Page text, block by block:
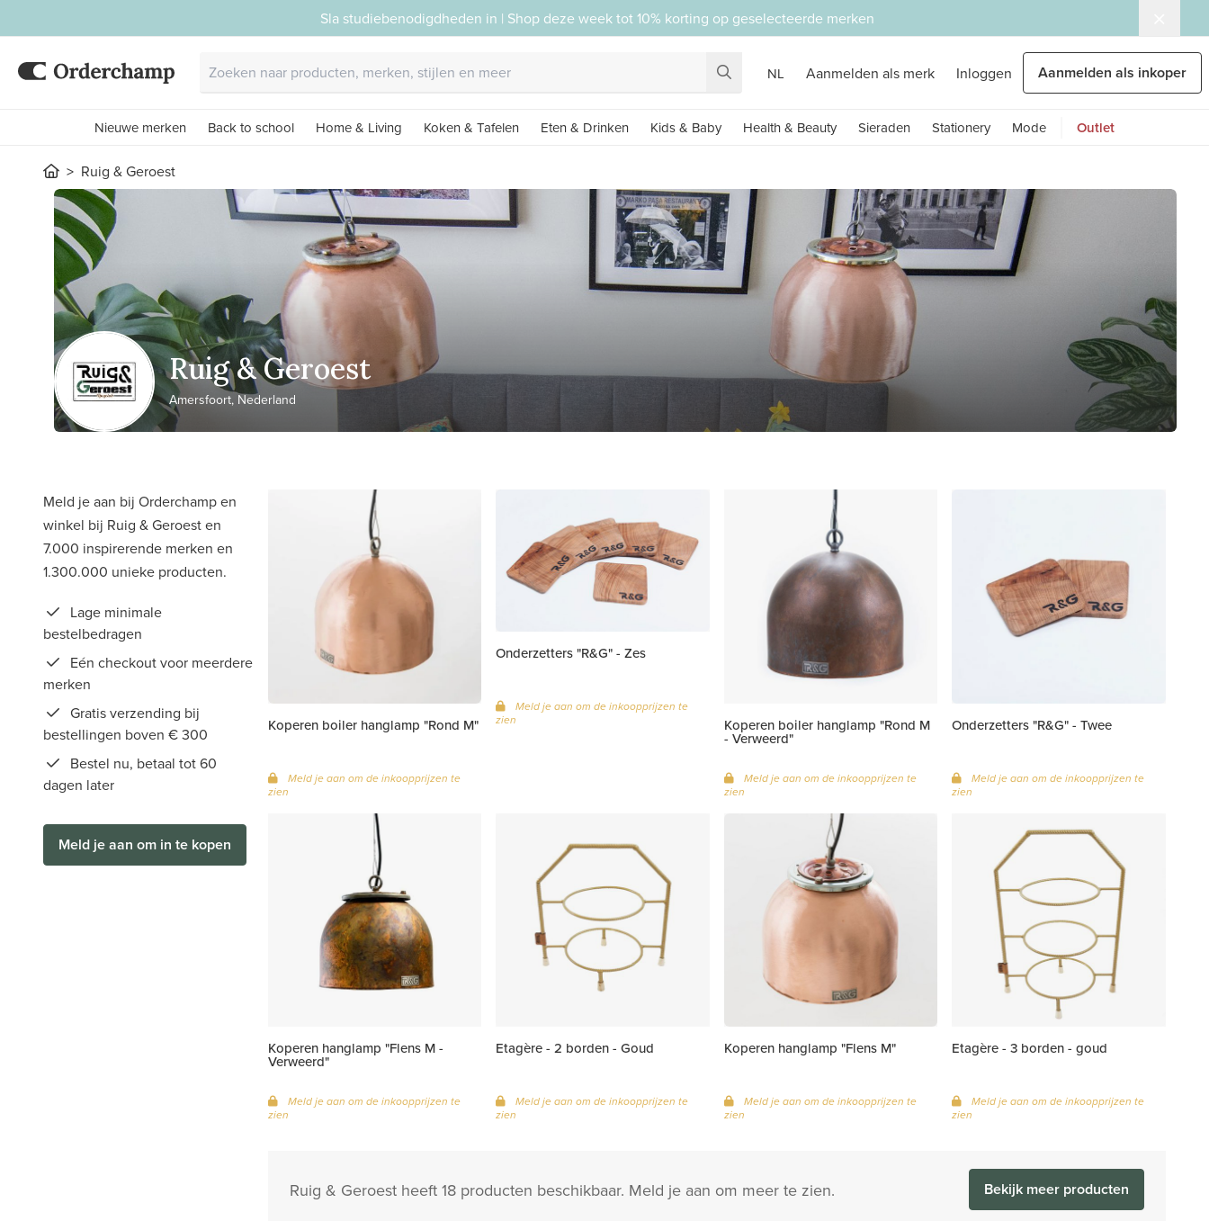
Sla studiebenodigdheden in | Shop deze week tot 10% korting op geselecteerde merken
NL Aanmelden als merk Inloggen Aanmelden als inkoper
Nieuwe merken Back to school Home & Living Koken & Tafelen Eten & Drinken Kids & Baby Health & Beauty Sieraden Stationery Mode Outlet
Ruig & Geroest
Ruig & Geroest
Amersfoort, Nederland
Meld je aan bij Orderchamp en
winkel bij Ruig & Geroest en
7.000 inspirerende merken en
1.300.000 unieke producten.
Lage minimale
bestelbedragen
Eén checkout voor meerdere
merken
Gratis verzending bij
bestellingen boven € 300
Bestel nu, betaal tot 60
dagen later
Meld je aan om in te kopen
Koperen boiler hanglamp "Rond M"
Meld je aan om de inkoopprijzen te
zien
Onderzetters "R&G" - Zes
Meld je aan om de inkoopprijzen te
zien
Koperen boiler hanglamp "Rond M
- Verweerd"
Meld je aan om de inkoopprijzen te
zien
Onderzetters "R&G" - Twee
Meld je aan om de inkoopprijzen te
zien
Koperen hanglamp "Flens M -
Verweerd"
Meld je aan om de inkoopprijzen te
zien
Etagère - 2 borden - Goud
Meld je aan om de inkoopprijzen te
zien
Koperen hanglamp "Flens M"
Meld je aan om de inkoopprijzen te
zien
Etagère - 3 borden - goud
Meld je aan om de inkoopprijzen te
zien
Ruig & Geroest heeft 18 producten beschikbaar. Meld je aan om meer te zien. Bekijk meer producten